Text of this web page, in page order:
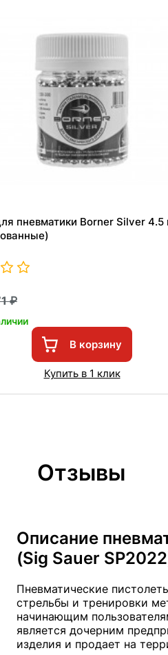
пневматики Borner Silver
В корзину
Купить в 1 клик
Отзывы
Описание
(Sig Sauer
Пневматические
стрельбы и тренировки
начинающим
является дочерним
изделия и продает на